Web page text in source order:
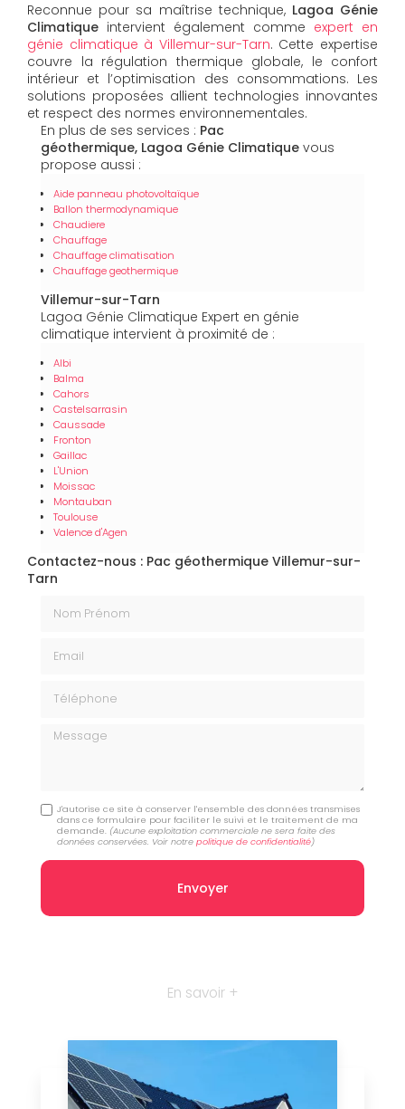
Reconnue pour sa maîtrise technique, Lagoa Génie
Climatique intervient également comme expert en
génie climatique à Villemur-sur-Tarn. Cette expertise
couvre la régulation thermique globale, le confort
intérieur et l’optimisation des consommations. Les
solutions proposées allient technologies innovantes
et respect des normes environnementales.
En plus de ses services : Pac
géothermique, Lagoa Génie Climatique vous
propose aussi :
Aide panneau photovoltaïque
Ballon thermodynamique
Chaudiere
Chauffage
Chauffage climatisation
Chauffage geothermique
Villemur-sur-Tarn
Lagoa Génie Climatique Expert en génie
climatique intervient à proximité de :
Albi
Balma
Cahors
Castelsarrasin
Caussade
Fronton
Gaillac
L'Union
Moissac
Montauban
Toulouse
Valence d'Agen
Contactez-nous : Pac géothermique Villemur-sur-
Tarn
Message
J'autorise ce site à conserver l'ensemble des données transmises
dans ce formulaire pour faciliter le suivi et le traitement de ma
demande. (Aucune exploitation commerciale ne sera faite des
données conservées. Voir notrepolitique de confidentialité)
En savoir +